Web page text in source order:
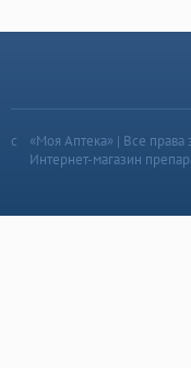
«Моя Аптека» | Все
Интернет-магазин